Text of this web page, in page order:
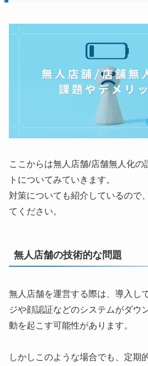
ここからは無人店舗/店舗無人化の
トについてみていきます。
対策についても紹介しているので
てください。
無人店舗の技術的な問題
無人店舗を運営する際は、導入し
ジや顔認証などのシステムがダウ
動を起こす可能性があります。
しかしこのような場合でも、定期